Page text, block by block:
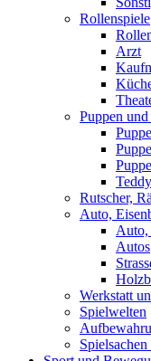
Rollenspiele
Arzt
Puppen
Rutscher,
Auto,
Auto,
Autos
Werkstatt
Spielwelten
Spielsachen